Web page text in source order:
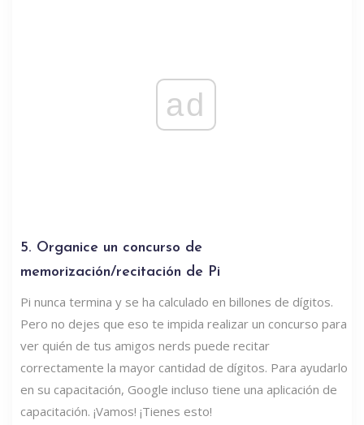
ad
5. Organice un concurso de
memorización/recitación de Pi
Pi nunca termina y se ha calculado en billones de dígitos.
Pero no dejes que eso te impida realizar un concurso para
ver quién de tus amigos nerds puede recitar
correctamente la mayor cantidad de dígitos. Para ayudarlo
en su capacitación, Google incluso tiene una aplicación de
capacitación. ¡Vamos! ¡Tienes esto!